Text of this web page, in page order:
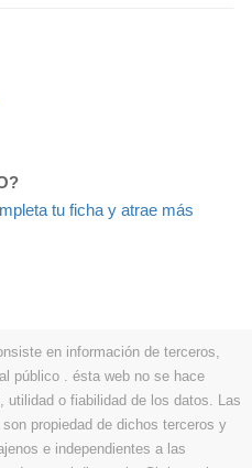
tu ficha y atrae más
en información de terceros,
público . ésta web no se hace
utilidad o fiabilidad de los datos. Las
propiedad de dichos terceros y
e independientes a las